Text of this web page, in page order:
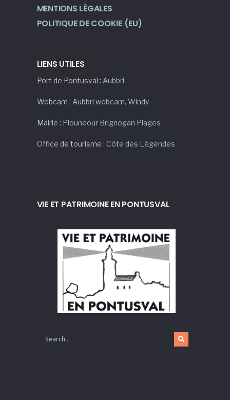
MENTIONS LÉGALES
POLITIQUE DE COOKIE (EU)
LIENS UTILES
Port de Pontusval : Aubbri
Webcam : Aubbri webcam, Windy
Mairie : Plouneour Brignogan Plages
Office de tourisme : Côte des Légendes
VIE ET PATRIMOINE EN PONTUSVAL